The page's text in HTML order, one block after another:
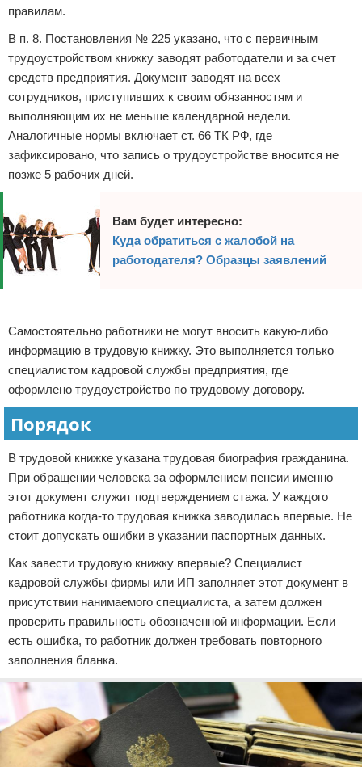
правилам.
В п. 8. Постановления № 225 указано, что с первичным
трудоустройством книжку заводят работодатели и за счет
средств предприятия. Документ заводят на всех
сотрудников, приступивших к своим обязанностям и
выполняющим их не меньше календарной недели.
Аналогичные нормы включает ст. 66 ТК РФ, где
зафиксировано, что запись о трудоустройстве вносится не
позже 5 рабочих дней.
Вам будет интересно:
Куда обратиться с жалобой на
работодателя? Образцы заявлений
Самостоятельно работники не могут вносить какую-либо
информацию в трудовую книжку. Это выполняется только
специалистом кадровой службы предприятия, где
оформлено трудоустройство по трудовому договору.
Порядок
В трудовой книжке указана трудовая биография гражданина.
При обращении человека за оформлением пенсии именно
этот документ служит подтверждением стажа. У каждого
работника когда-то трудовая книжка заводилась впервые. Не
стоит допускать ошибки в указании паспортных данных.
Как завести трудовую книжку впервые? Специалист
кадровой службы фирмы или ИП заполняет этот документ в
присутствии нанимаемого специалиста, а затем должен
проверить правильность обозначенной информации. Если
есть ошибка, то работник должен требовать повторного
заполнения бланка.